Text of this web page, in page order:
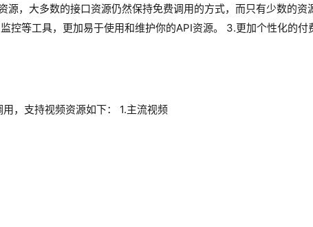
源，大多数的接口资源仍然保持免费调用的方式，而只有少数的资
控等工具，更加易于使用和维护你的API资源。 3.更加个性化的付
，支持视频资源如下： 1.主流视频